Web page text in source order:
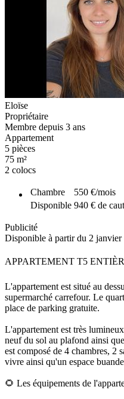
Eloïse
Propriétaire
Membre depuis 3 ans
Appartement
5 pièces
75 m²
2 colocs
Chambre 550 €/mois
Disponible 940 € de
Publicité
Disponible à partir du 2 janvier
APPARTEMENT T5
L'appartement est situé au
supermarché carrefour. Le
place de parking gratuite.
L'appartement est très
neuf du sol au plafond ainsi
est composé de 4 chambres, 2
vivre ainsi qu'un espace
🌻 Les équipements de